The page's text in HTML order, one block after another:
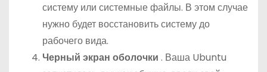
систему или системные файлы. В этом случае
нужно будет восстановить систему до
рабочего вида.
Черный экран оболочки . Ваша Ubuntu